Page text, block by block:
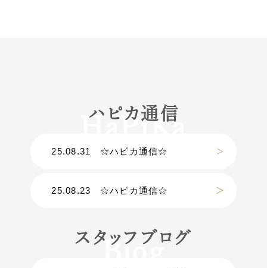
ハピカ通信
25.08.31 ☆ハピカ通信☆
25.08.23 ☆ハピカ通信☆
スタッフブログ